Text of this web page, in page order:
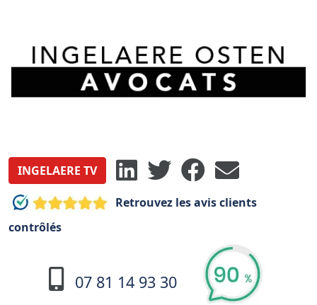
INGELAERE TV
Retrouvez les avis clients
contrôlés
07 81 14 93 30